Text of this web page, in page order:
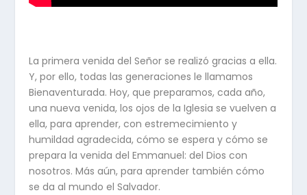
La primera venida del Señor se realizó gracias a ella.
Y, por ello, todas las generaciones le llamamos
Bienaventurada. Hoy, que preparamos, cada año,
una nueva venida, los ojos de la Iglesia se vuelven a
ella, para aprender, con estremecimiento y
humildad agradecida, cómo se espera y cómo se
prepara la venida del Emmanuel: del Dios con
nosotros. Más aún, para aprender también cómo
se da al mundo el Salvador.